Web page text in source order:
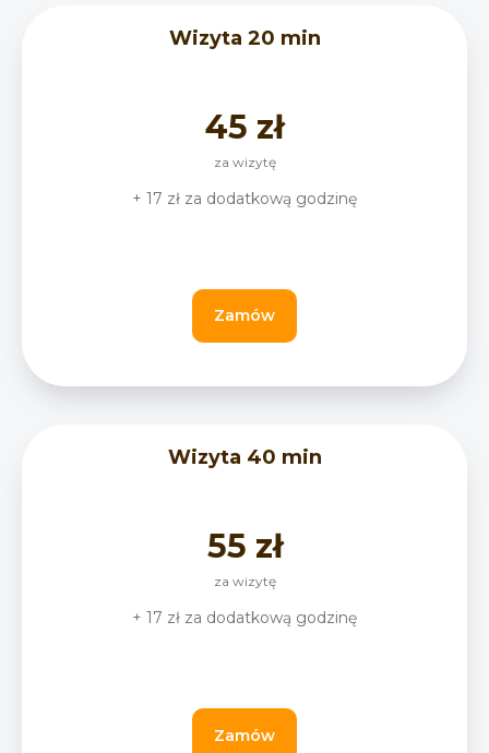
Wizyta 20 min
45 zł
za wizytę
+ 17 zł za dodatkową godzinę
Zamów
Wizyta 40 min
55 zł
za wizytę
+ 17 zł za dodatkową godzinę
Zamów